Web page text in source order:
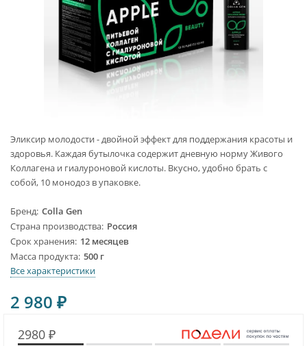
Эликсир молодости - двойной эффект для поддержания красоты и
здоровья. Каждая бутылочка содержит дневную норму Живого
Коллагена и гиалуроновой кислоты. Вкусно, удобно брать с
собой, 10 монодоз в упаковке.
Бренд Colla Gen
Страна производства Россия
Срок хранения 12 месяцев
Масса продукта 500 г
Все характеристики
2 980 ₽
2980 ₽